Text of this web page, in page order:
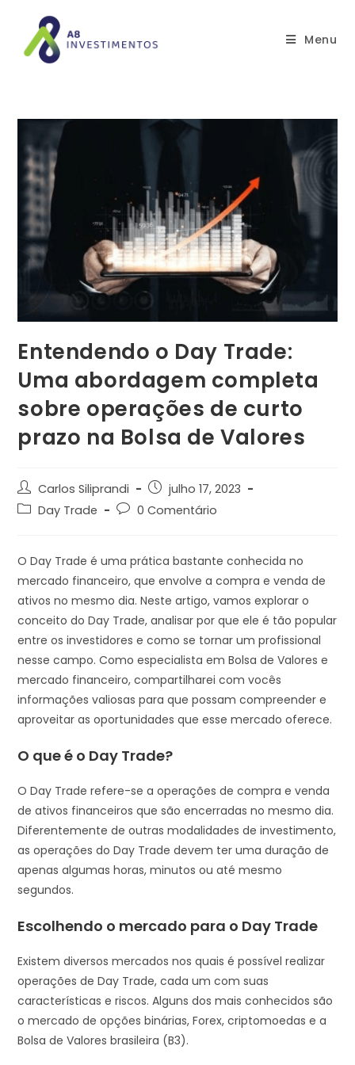
Menu
Entendendo o Day Trade:
Uma abordagem completa
sobre operações de curto
prazo na Bolsa de Valores
Carlos Siliprandi
julho 17, 2023
Day Trade
0 Comentário
O Day Trade é uma prática bastante conhecida no
mercado financeiro, que envolve a compra e venda de
ativos no mesmo dia. Neste artigo, vamos explorar o
conceito do Day Trade, analisar por que ele é tão popular
entre os investidores e como se tornar um profissional
nesse campo. Como especialista em Bolsa de Valores e
mercado financeiro, compartilharei com vocês
informações valiosas para que possam compreender e
aproveitar as oportunidades que esse mercado oferece.
O que é o Day Trade?
O Day Trade refere-se a operações de compra e venda
de ativos financeiros que são encerradas no mesmo dia.
Diferentemente de outras modalidades de investimento,
as operações do Day Trade devem ter uma duração de
apenas algumas horas, minutos ou até mesmo
segundos.
Escolhendo o mercado para o Day Trade
Existem diversos mercados nos quais é possível realizar
operações de Day Trade, cada um com suas
características e riscos. Alguns dos mais conhecidos são
o mercado de opções binárias, Forex, criptomoedas e a
Bolsa de Valores brasileira (B3).